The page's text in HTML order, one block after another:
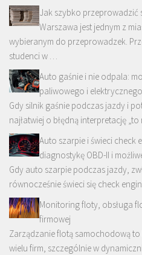
Jak szybko przeprowadzić
Warszawa jest jednym z
wybieranym do przeprowadzek.
studenci w …
Auto gaśnie i nie odpala:
paliwowego i
Gdy silnik gaśnie podczas jazdy i
najłatwiej o błędną interpretację
Auto szarpie i świeci check
diagnostykę OBD-II i
Gdy auto szarpie podczas jazdy,
równocześnie świeci się check
Monitoring floty, obsługa
firmowej
Zarządzanie flotą samochodową
wielu firm, szczególnie w